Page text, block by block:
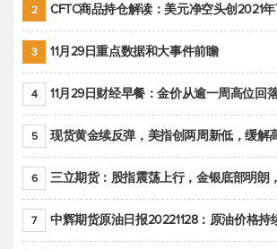
2 CFTC商品持仓解读：美元净空头创2021年7月以来最大，黄金
3 11月29日重点数据和大事件前瞻
4 11月29日财经早餐：金价从逾一周高位回落，美联储官员重
5 现货黄金续反弹，美指创两周新低，缓解
6 三立期货：股指震荡上行，金银底部明朗，原油偏
7 中辉期货原油日报20221128：原油价格持续下降，市场关